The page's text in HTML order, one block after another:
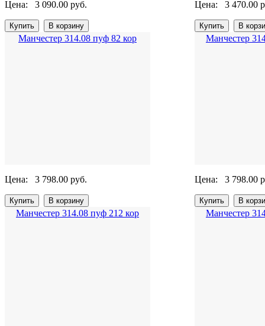
Цена: 3 090.00 руб. Цена: 3 470.00
Манчестер 314.08 пуф 82 кор
Цена: 3 798.00 руб.
Манчестер
Цена: 3 798.00
Манчестер 314.08 пуф 212 кор Манчестер